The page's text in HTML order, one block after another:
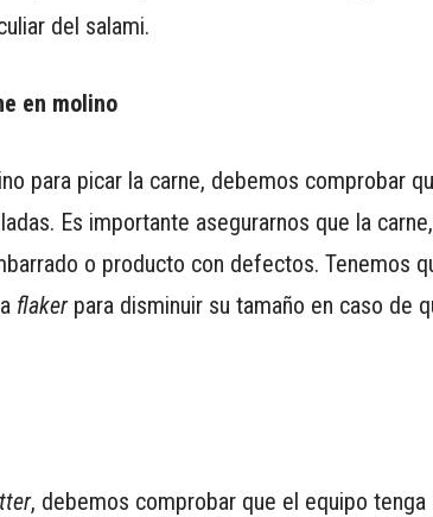
del salami.
en molino
para picar la carne, debemos comprobar
Es importante asegurarnos que la
o producto con defectos. Tenemos
flakerpara disminuir su tamaño en caso de
, debemos comprobar que el equipo